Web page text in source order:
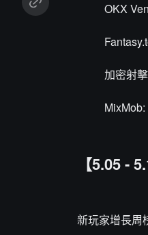
OKX
加密射
【5.05 -
新玩家增長周